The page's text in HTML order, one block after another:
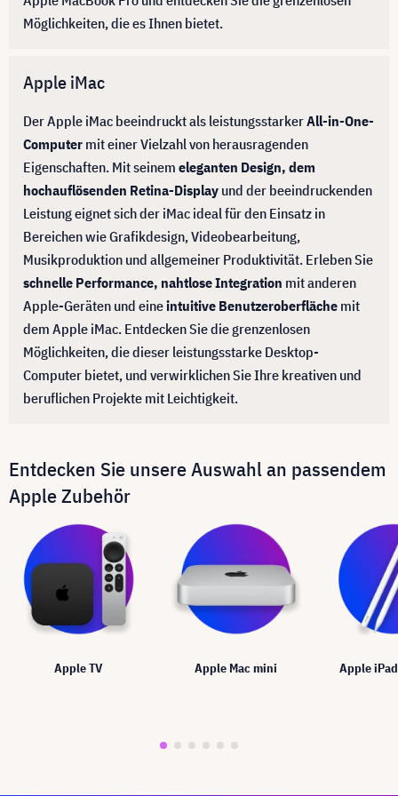
Möglichkeiten, die es Ihnen bietet.
Apple iMac
Der Apple iMac beeindruckt als leistungsstarkerAll-in-One-
Computer mit einer Vielzahl von herausragenden
Eigenschaften. Mit seinem eleganten Design, dem
hochauflösenden Retina-Display und der beeindruckenden
Leistung eignet sich der iMac ideal für den Einsatz in
Bereichen wie Grafikdesign, Videobearbeitung,
Musikproduktion und allgemeiner Produktivität. Erleben Sie
schnelle Performance, nahtlose Integration mit anderen
Apple-Geräten und eineintuitive Benutzeroberfläche mit
dem Apple iMac. Entdecken Sie die grenzenlosen
Möglichkeiten, die dieser leistungsstarke Desktop-
Computer bietet, und verwirklichen Sie Ihre kreativen und
beruflichen Projekte mit Leichtigkeit.
Entdecken Sie unsere Auswahl an passendem
Apple Zubehör
Apple TV Apple Mac mini Apple